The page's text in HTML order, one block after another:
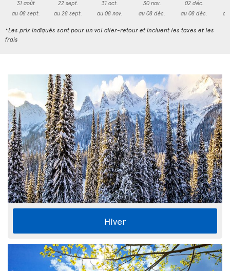
31 août
au 08 sept.
22 sept.
au 28 sept.
31 oct.
au 08 nov.
30 nov.
au 08 déc.
02 déc.
au 08 déc.
*Les prix indiqués sont pour un vol aller-retour et incluent les taxes et les
frais
Hiver